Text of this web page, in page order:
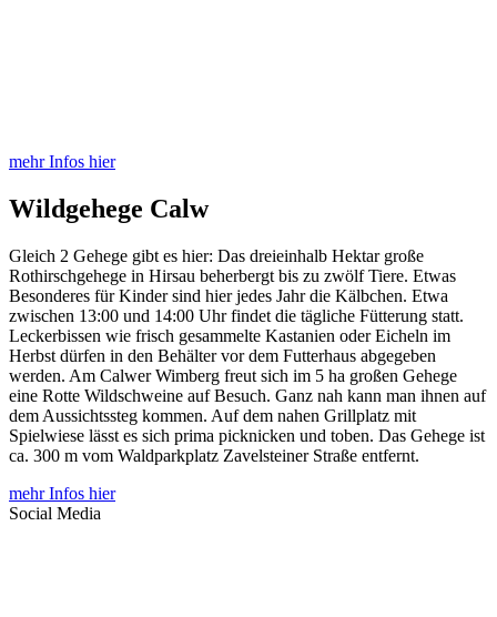
mehr Infos hier
Wildgehege Calw
Gleich 2 Gehege gibt es hier: Das dreieinhalb Hektar große
Rothirschgehege in Hirsau beherbergt bis zu zwölf Tiere. Etwas
Besonderes für Kinder sind hier jedes Jahr die Kälbchen. Etwa
zwischen 13:00 und 14:00 Uhr findet die tägliche Fütterung statt.
Leckerbissen wie frisch gesammelte Kastanien oder Eicheln im
Herbst dürfen in den Behälter vor dem Futterhaus abgegeben
werden. Am Calwer Wimberg freut sich im 5 ha großen Gehege
eine Rotte Wildschweine auf Besuch. Ganz nah kann man ihnen auf
dem Aussichtssteg kommen. Auf dem nahen Grillplatz mit
Spielwiese lässt es sich prima picknicken und toben. Das Gehege ist
ca. 300 m vom Waldparkplatz Zavelsteiner Straße entfernt.
mehr Infos hier
Social Media